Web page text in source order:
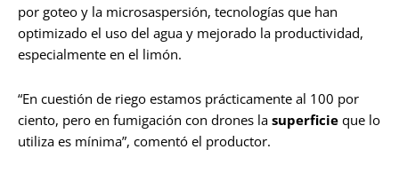
por goteo y la microsaspersión, tecnologías que han
optimizado el uso del agua y mejorado la productividad,
especialmente en el limón.
“En cuestión de riego estamos prácticamente al 100 por
ciento, pero en fumigación con drones la superficie que lo
utiliza es mínima”, comentó el productor.